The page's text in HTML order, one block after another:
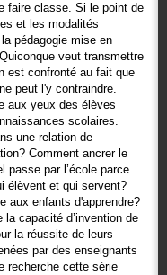
faire classe. Si le point de
et les modalités
pédagogie mise en
veut transmettre
est confronté au fait que
peut l'y contraindre.
aux yeux des élèves
scolaires.
une relation de
Comment ancrer le
passe par l’école parce
élèvent et qui servent?
aux enfants d'apprendre?
la capacité d’invention de
la réussite de leurs
par des enseignants
recherche cette série